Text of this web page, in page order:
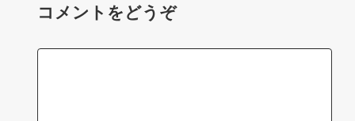
コメントをどうぞ